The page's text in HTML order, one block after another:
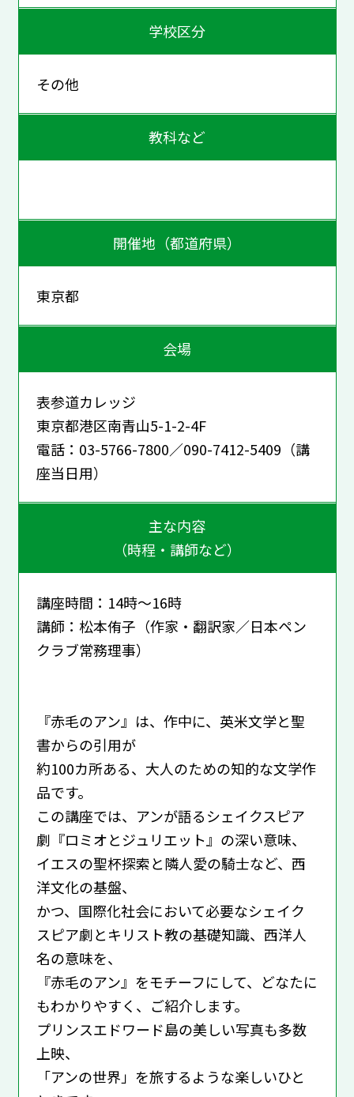
学校区分
その他
教科など
開催地（都道府県）
東京都
会場
表参道カレッジ
東京都港区南青山5-1-2-4F
電話：03-5766-7800／090-7412-5409（講
座当日用）
主な内容
（時程・講師など）
講座時間：14時～16時
講師：松本侑子（作家・翻訳家／日本ペン
クラブ常務理事）
『赤毛のアン』は、作中に、英米文学と聖
書からの引用が
約100カ所ある、大人のための知的な文学作
品です。
この講座では、アンが語るシェイクスピア
劇『ロミオとジュリエット』の深い意味、
イエスの聖杯探索と隣人愛の騎士など、西
洋文化の基盤、
かつ、国際化社会において必要なシェイク
スピア劇とキリスト教の基礎知識、西洋人
名の意味を、
『赤毛のアン』をモチーフにして、どなたに
もわかりやすく、ご紹介します。
プリンスエドワード島の美しい写真も多数
上映、
「アンの世界」を旅するような楽しいひと